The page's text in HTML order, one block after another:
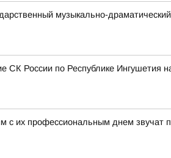
музыкально-
СК России по Республике Ингушетия
с их профессиональным днем звучат